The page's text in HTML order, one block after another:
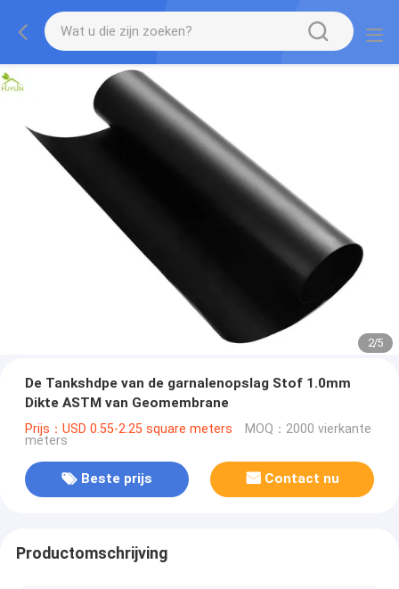
2/5
De Tankshdpe van de garnalenopslag Stof 1.0mm
Dikte ASTM van Geomembrane
Prijs：USD 0.55-2.25 square meters MOQ：2000 vierkante
meters
Beste prijs Contact nu
Productomschrijving